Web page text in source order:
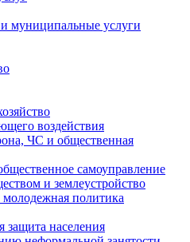
муниципальные услуги
воздействия
ЧС и общественная
самоуправление
и землеустройство
молодежная политика
защита населения